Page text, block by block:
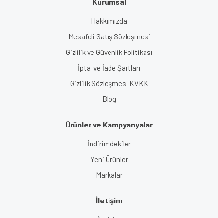
Hakkımızda
Mesafeli Satış Sözleşmesi
Gizlilik ve Güvenlik Politikası
İptal ve İade Şartları
Gizlilik Sözleşmesi KVKK
Blog
Ürünler ve Kampyanyalar
İndirimdekiler
Yeni Ürünler
Markalar
İletişim